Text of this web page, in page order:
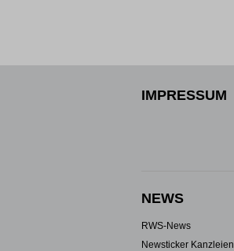
IMPRESSUM
NEWS
RWS-News
Newsticker Kanzleien